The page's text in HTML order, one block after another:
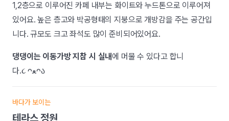
1,2층으로 이루어진 카페 내부는 화이트와 누드톤으로 이루어져
있어요. 높은 층고와 박공형태의 지붕으로 개방감을 주는 공간입
니다. 규모도 크고 좌석도 많이 준비되어있어요.
댕댕이는 이동가방 지참 시 실내에 머물 수 있다고 합니
다.
૮ ᴖﻌᴖა
바다가 보이는
테라스 정원